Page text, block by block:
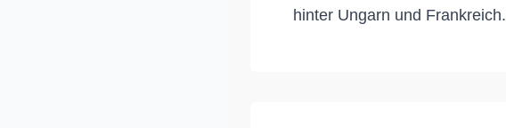
hinter Ungarn und Frankreich.